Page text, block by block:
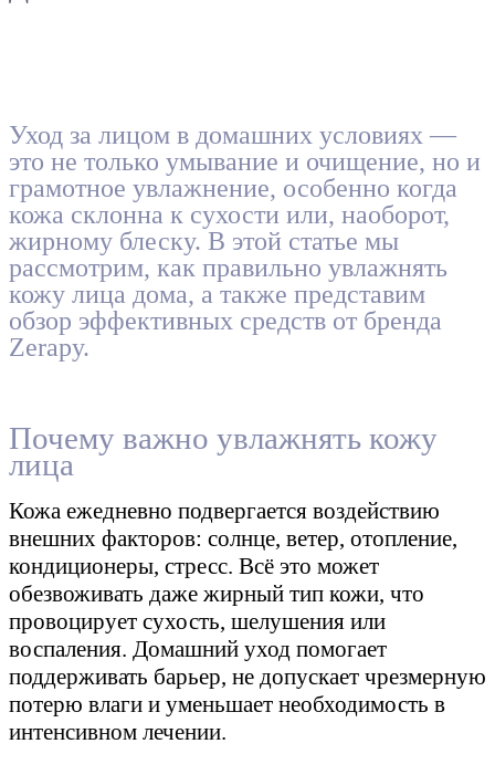
Уход за лицом в домашних условиях —
это не только умывание и очищение, но и
грамотное увлажнение, особенно когда
кожа склонна к сухости или, наоборот,
жирному блеску. В этой статье мы
рассмотрим, как правильно увлажнять
кожу лица дома, а также представим
обзор эффективных средств от бренда
Zerapy.
Почему важно увлажнять кожу
лица
Кожа ежедневно подвергается воздействию
внешних факторов: солнце, ветер, отопление,
кондиционеры, стресс. Всё это может
обезвоживать даже жирный тип кожи, что
провоцирует сухость, шелушения или
воспаления. Домашний уход помогает
поддерживать барьер, не допускает чрезмерную
потерю влаги и уменьшает необходимость в
интенсивном лечении.